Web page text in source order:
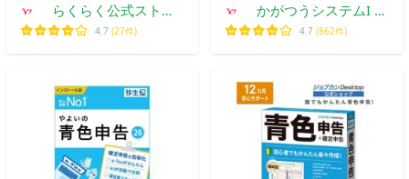
らくらく公式ストア
Yahoo!店
4.7 (27件)
かがつうシステムI s
Yahoo!店
4.7 (862件)